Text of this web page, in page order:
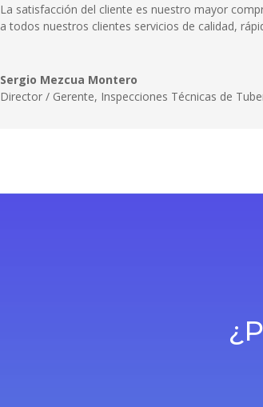
La satisfacción del cliente es nuestro mayor
a todos nuestros clientes servicios de calidad,
Sergio Mezcua Montero
Director / Gerente, Inspecciones Técnicas de